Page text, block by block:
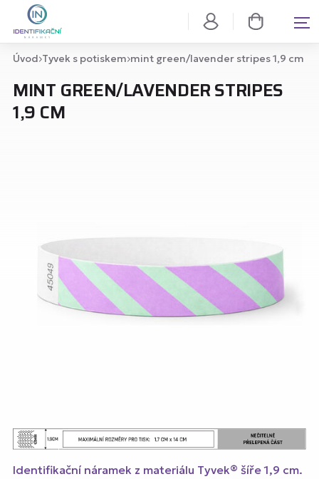
Úvod Tyvek s potiskem mint green/lavender stripes 1,9 cm
MINT GREEN/LAVENDER STRIPES
1,9 CM
Identifikační náramek z materiálu Tyvek® šíře 1,9 cm.